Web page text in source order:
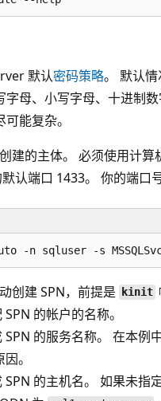
默认密码策略。 默认
字母、小写字母、十进制
能复杂。
建的主体。 必须使用计
认端口 1433。 你的端口
创建 SPN，前提是 kinit
的帐户的名称。
SPN 的服务名称。 在本例
。
SPN 的主机名。 如果未